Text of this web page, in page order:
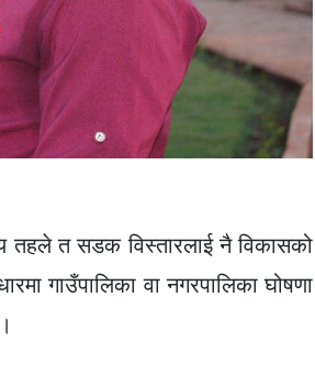
तहले त सडक विस्तारलाई नै विकासको
गाउँपालिका वा नगरपालिका घोषणा